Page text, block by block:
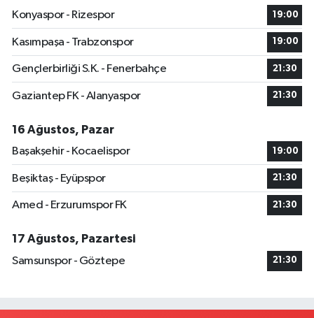
Konyaspor - Rizespor
19:00
Kasımpaşa - Trabzonspor 19:00
Gençlerbirliği S.K. - Fenerbahçe 21:30
Gaziantep FK - Alanyaspor 21:30
16 Ağustos, Pazar
Başakşehir - Kocaelispor
19:00
Beşiktaş - Eyüpspor 21:30
Amed - Erzurumspor FK 21:30
17 Ağustos, Pazartesi
Samsunspor - Göztepe
21:30